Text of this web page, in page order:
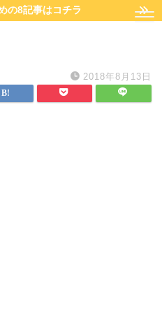
の8記事はコチラ
2018年8月13日